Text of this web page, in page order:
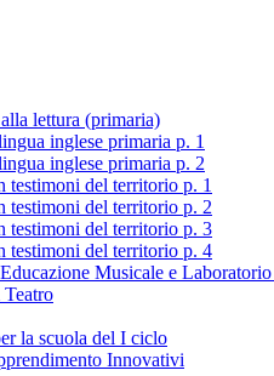
lettura (primaria)
inglese primaria p. 1
inglese primaria p. 2
testimoni del territorio p. 1
testimoni del territorio p. 2
testimoni del territorio p. 3
testimoni del territorio p. 4
Musicale e
la scuola del I ciclo
Innovativi